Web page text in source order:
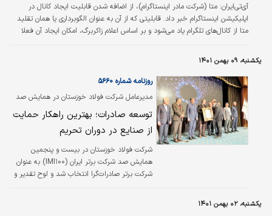
آی‌تی‌ایران: متا (شرکت مادر اینستاگرام)، از اضافه شدن قابلیت ایجاد کانال در
اپلیکیشن اینستاگرام خبر داد. قابلیتی که از آن به عنوان الگوبرداری یا همان تقلید
متا از کانال‌های تلگرام یاد می‌شود و بر اساس اعلام زاکربرگ، امکان ایجاد آن فعلا
می‌شود که این قابلیت یعنی ایجاد کانال، تنها محدود به اینستاگرام نخواهد بود و
پس از آن، به اپلیکیشن‌های فیس‌بوک و مسنجر نیز اضافه خواهد شد. زاکربرگ از
این کانال به عنوان Broadcast…
یکشنبه، ۰۹ بهمن ۱۴۰۱
مدیرعامل شرکت فولاد خوزستان در همایش صد
شرکت برتر ایران عنوان کرد
روزنامه شماره ۵۶۶۰
توسعه صادرات؛ بهترین راهکار حمایت
از صنایع در دوران تحریم
شرکت فولاد خوزستان در بیست و پنجمین
همایش صد شرکت برتر ایران (IMI۱۰۰) به عنوان
شرکت برتر صادرات‌گرا انتخاب شد و لوح تقدیر و
یکشنبه، ۰۲ بهمن ۱۴۰۱